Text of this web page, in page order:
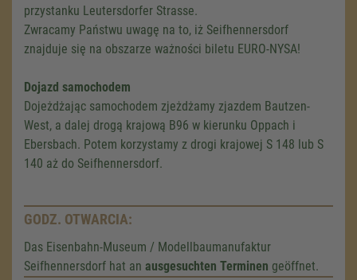
przystanku Leutersdorfer Strasse.
Zwracamy Państwu uwagę na to, iż Seifhennersdorf
znajduje się na obszarze ważności biletu EURO-NYSA!
Dojazd samochodem
Dojeżdżając samochodem zjeżdżamy zjazdem Bautzen-
West, a dalej drogą krajową B96 w kierunku Oppach i
Ebersbach. Potem korzystamy z drogi krajowej S 148 lub S
140 aż do Seifhennersdorf.
GODZ. OTWARCIA:
Das Eisenbahn-Museum / Modellbaumanufaktur
Seifhennersdorf hat an ausgesuchten Terminen geöffnet.
We need your consent to load the
Google Maps service!